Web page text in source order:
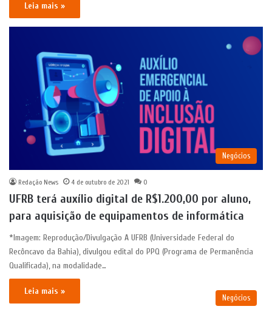
Leia mais »
Negócios
Redação News 4 de outubro de 2021 0
UFRB terá auxílio digital de R$1.200,00 por aluno,
para aquisição de equipamentos de informática
*Imagem: Reprodução/Divulgação A UFRB (Universidade Federal do
Recôncavo da Bahia), divulgou edital do PPQ (Programa de Permanência
Qualificada), na modalidade…
Leia mais »
Negócios